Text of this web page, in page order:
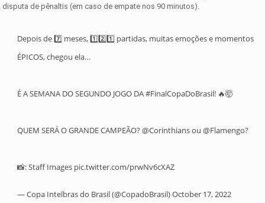
disputa de pênaltis (em caso de empate nos 90 minutos).
Depois de 7️⃣ meses, 1️⃣2️⃣1️⃣ partidas, muitas emoções e momentos
ÉPICOS, chegou ela…
É A SEMANA DO SEGUNDO JOGO DA#FinalCopaDoBrasil! 🔥🤯
QUEM SERÁ O GRANDE CAMPEÃO?@Corinthiansou@Flamengo?
📸: Staff Images pic.twitter.com/prwNv6cXAZ
— Copa Intelbras do Brasil (@CopadoBrasil)October 17, 2022